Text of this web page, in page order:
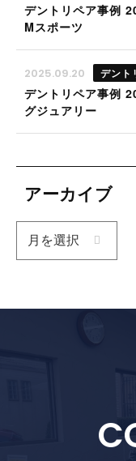
デントリペア事例
Mスポーツ
2025.09.20 デント
デントリペア事例
グジュアリー
アーカイブ